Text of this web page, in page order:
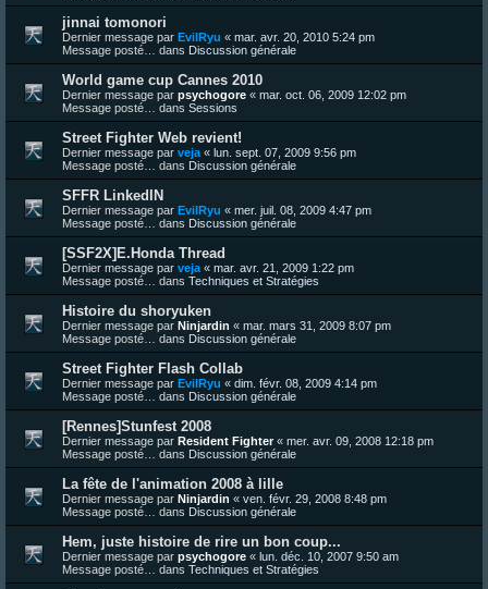
jinnai tomonori
Dernier message par EvilRyu « mar. avr. 20, 2010 5:24 pm
Message posté… dans Discussion générale
World game cup Cannes 2010
Dernier message par psychogore « mar. oct. 06, 2009 12:02 pm
Message posté… dans Sessions
Street Fighter Web revient!
Dernier message par veja « lun. sept. 07, 2009 9:56 pm
Message posté… dans Discussion générale
SFFR LinkedIN
Dernier message par EvilRyu « mer. juil. 08, 2009 4:47 pm
Message posté… dans Discussion générale
[SSF2X]E.Honda Thread
Dernier message par veja « mar. avr. 21, 2009 1:22 pm
Message posté… dans Techniques et Stratégies
Histoire du shoryuken
Dernier message par Ninjardin « mar. mars 31, 2009 8:07 pm
Message posté… dans Discussion générale
Street Fighter Flash Collab
Dernier message par EvilRyu « dim. févr. 08, 2009 4:14 pm
Message posté… dans Discussion générale
[Rennes]Stunfest 2008
Dernier message par Resident Fighter« mer. avr. 09, 2008 12:18 pm
Message posté… dans Discussion générale
La fête de l'animation 2008 à lille
Dernier message par Ninjardin « ven. févr. 29, 2008 8:48 pm
Message posté… dans Discussion générale
Hem, juste histoire de rire un bon coup...
Dernier message par psychogore « lun. déc. 10, 2007 9:50 am
Message posté… dans Techniques et Stratégies